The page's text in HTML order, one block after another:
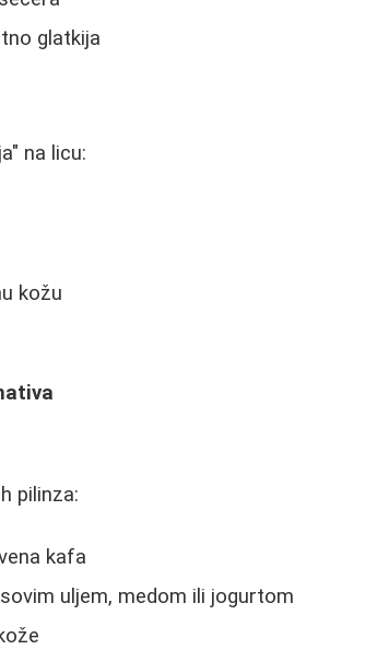
glatkija
na licu:
kožu
pilinza:
kafa
uljem, medom ili jogurtom